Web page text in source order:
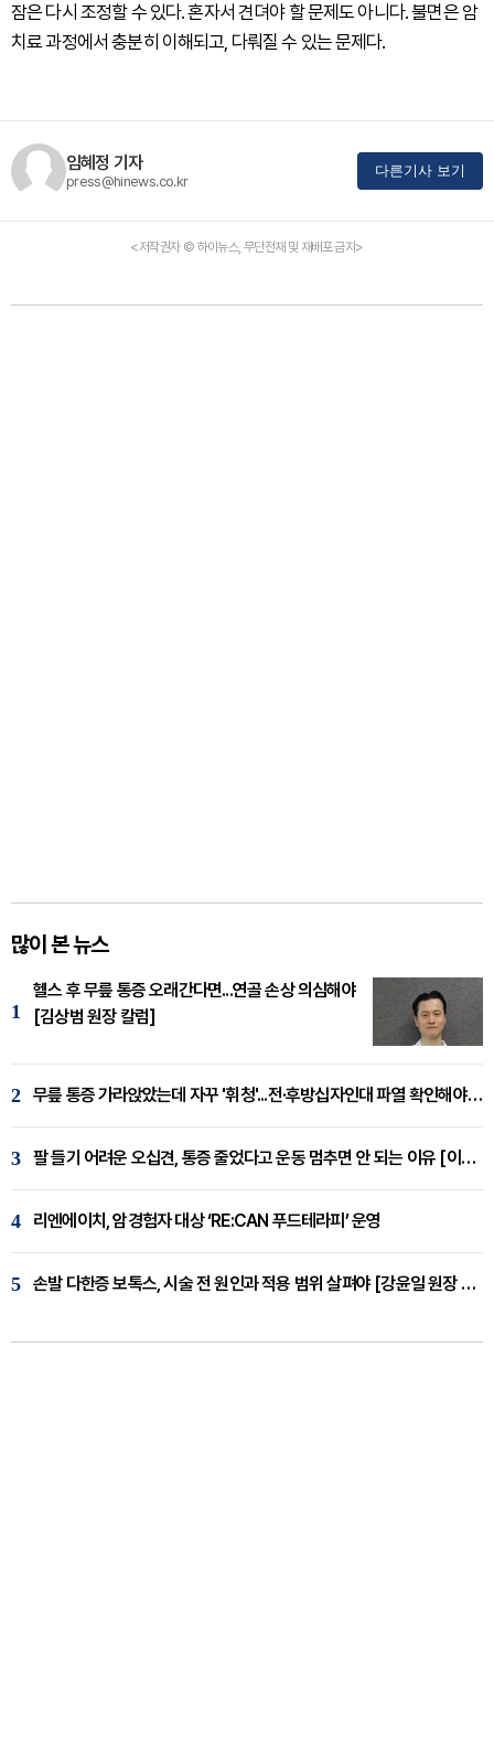
잠은 다시 조정할 수 있다. 혼자서 견뎌야 할 문제도 아니다. 불면은 암
치료 과정에서 충분히 이해되고, 다뤄질 수 있는 문제다.
임혜정 기자
press@hinews.co.kr
다른기사 보기
<저작권자 © 하이뉴스, 무단전재 및 재배포 금지>
많이 본 뉴스
1
헬스 후 무릎 통증 오래간다면...연골 손상 의심해야
[김상범 원장 칼럼]
2 무릎 통증 가라앉았는데 자꾸 '휘청'...전·후방십자인대 파열 확인해야 [곽우경 원장 칼럼]
3 팔 들기 어려운 오십견, 통증 줄었다고 운동 멈추면 안 되는 이유 [이병욱 원장 칼럼]
4 리엔에이치, 암경험자 대상 ‘RE:CAN 푸드테라피’ 운영
5 손발 다한증 보톡스, 시술 전 원인과 적용 범위 살펴야 [강윤일 원장 칼럼]